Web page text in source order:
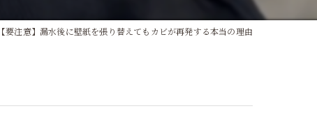
【要注意】漏水後に壁紙を張り替えてもカビが再発する本当の理由